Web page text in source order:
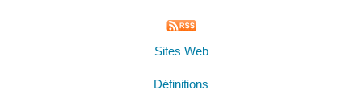
Sites Web
Définitions